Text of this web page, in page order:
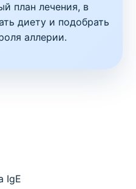
план лечения, в
диету и подобрать
аллерии.
IgE